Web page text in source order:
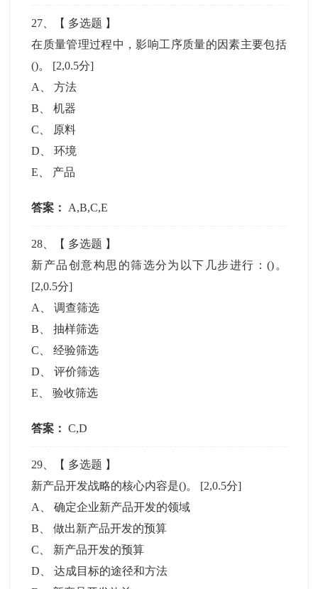
27 、【 多选题 】
在质量管理过程中，影响工序质量的因素主要包括
()。 [2,0.5分]
A
、方法
B 、机器
C
原料
D 、环境
E
产品
答案： A,B,C,E
28 、【 多选题 】
新产品创意构思的筛选分为以下几步进行：()。
[2,0.5分]
A
、调查筛选
B 、抽样筛选
C 、经验筛选
D 、评价筛选
E 、验收筛选
答案： C,D
29 、【 多选题 】
新产品开发战略的核心内容是()。 [2,0.5分]
A
、确定企业新产品开发的领域
B 、做出新产品开发的预算
C
新产品开发的预算
D 、达成目标的途径和方法